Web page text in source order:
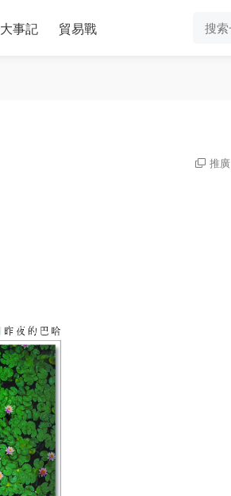
大事記 貿易戰
推廣